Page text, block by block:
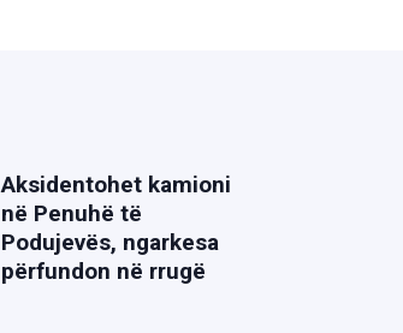
Aksidentohet kamioni
në Penuhë të
Podujevës, ngarkesa
përfundon në rrugë